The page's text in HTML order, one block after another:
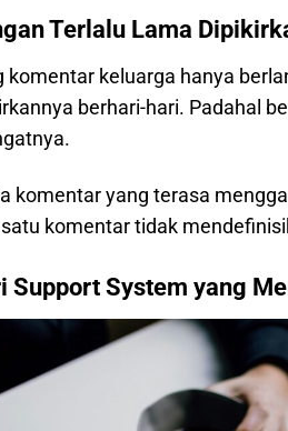
Terlalu Lama
komentar keluarga hanya
berhari-hari. Padahal
komentar yang terasa
komentar tidak
Support System yang